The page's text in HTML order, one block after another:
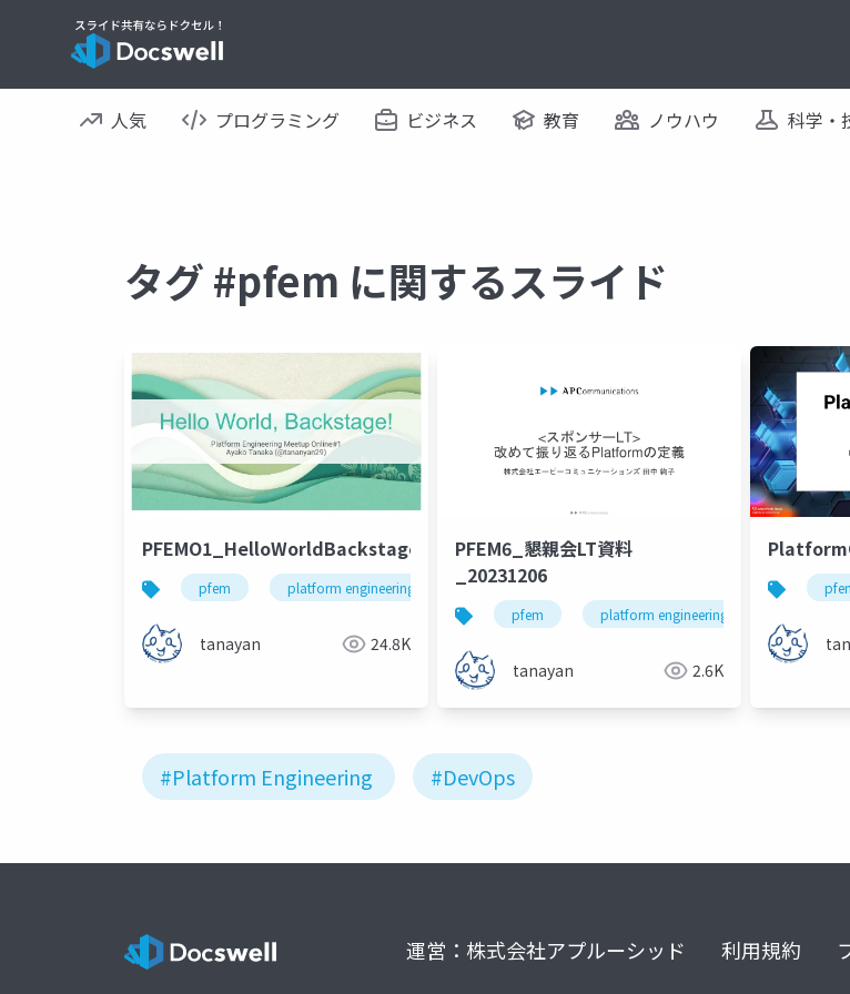
人気 プログラミング ビジネス 教育 ノウハウ 科学・
タグ #pfem に関するスライド
PFEMO1_HelloWorldBackstage_20240322
pfem platform engineering backstage
tanayan 24.8K
PFEM6_懇親会LT資料
_20231206
pfem platform engineering
tanayan 2.6K
#Platform Engineering #DevOps
運営：株式会社アプルーシッド 利用規約